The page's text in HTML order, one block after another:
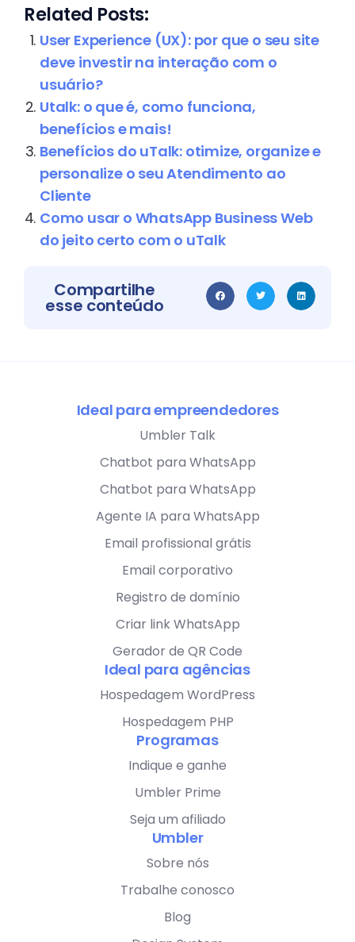
Related Posts:
User Experience (UX): por que o seu site
deve investir na interação com o
usuário?
Utalk: o que é, como funciona,
benefícios e mais!
Benefícios do uTalk: otimize, organize e
personalize o seu Atendimento ao
Cliente
Como usar o WhatsApp Business Web
do jeito certo com o uTalk
Compartilhe
esse conteúdo
Ideal para empreendedores
Umbler Talk
Chatbot para WhatsApp
Chatbot para WhatsApp
Agente IA para WhatsApp
Email profissional grátis
Email corporativo
Registro de domínio
Criar link WhatsApp
Gerador de QR Code
Ideal para agências
Hospedagem WordPress
Hospedagem PHP
Programas
Indique e ganhe
Umbler Prime
Seja um afiliado
Umbler
Sobre nós
Trabalhe conosco
Blog